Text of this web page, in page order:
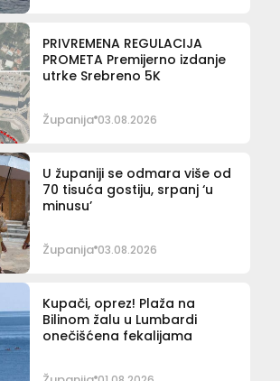
PRIVREMENA REGULACIJA
PROMETA Premijerno izdanje
utrke Srebreno 5K
Županija 03.08.2026
U županiji se odmara više od
70 tisuća gostiju, srpanj ‘u
minusu’
Županija 03.08.2026
Kupači, oprez! Plaža na
Bilinom žalu u Lumbardi
onečišćena fekalijama